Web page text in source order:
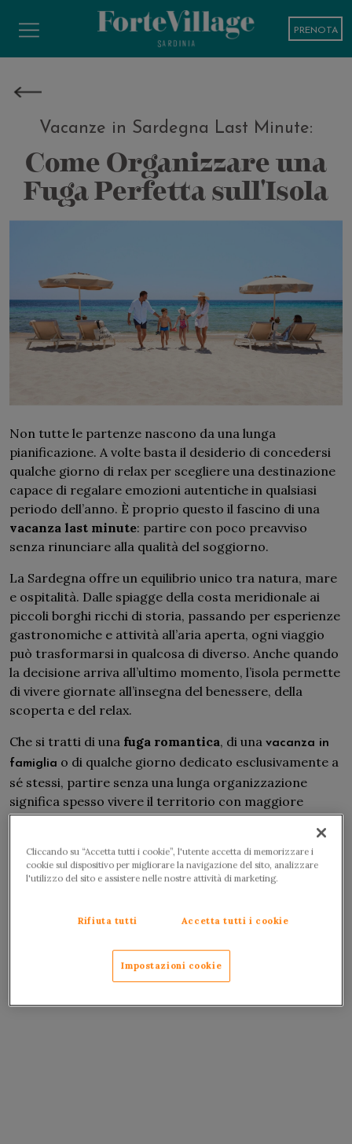
PRENOTA
Vacanze in Sardegna Last Minute:
Come Organizzare una
Fuga Perfetta sull'Isola
Non tutte le partenze nascono da una lunga
pianificazione. A volte basta il desiderio di concedersi
qualche giorno di relax per scegliere una destinazione
capace di regalare emozioni autentiche in qualsiasi
periodo dell’anno. È proprio questo il fascino di una
vacanza last minute: partire con poco preavviso
senza rinunciare alla qualità del soggiorno.
La Sardegna offre un equilibrio unico tra natura, mare
e ospitalità. Dalle spiagge della costa meridionale ai
piccoli borghi ricchi di storia, passando per esperienze
gastronomiche e attività all’aria aperta, ogni viaggio
può trasformarsi in qualcosa di diverso. Anche quando
la decisione arriva all’ultimo momento, l’isola permette
di vivere giornate all’insegna del benessere, della
scoperta e del relax.
Che si tratti di una fuga romantica, di una vacanza in
famiglia o di qualche giorno dedicato esclusivamente a
sé stessi, partire senza una lunga organizzazione
significa spesso vivere il territorio con maggiore
spontaneità, lasciandosi guidare dalle opportunità
Cliccando su “Accetta tutti i cookie”, l'utente accetta di memorizzare i
cookie sul dispositivo per migliorare la navigazione del sito, analizzare
l'utilizzo del sito e assistere nelle nostre attività di marketing.
Rifiuta tutti Accetta tutti i cookie
Impostazioni cookie